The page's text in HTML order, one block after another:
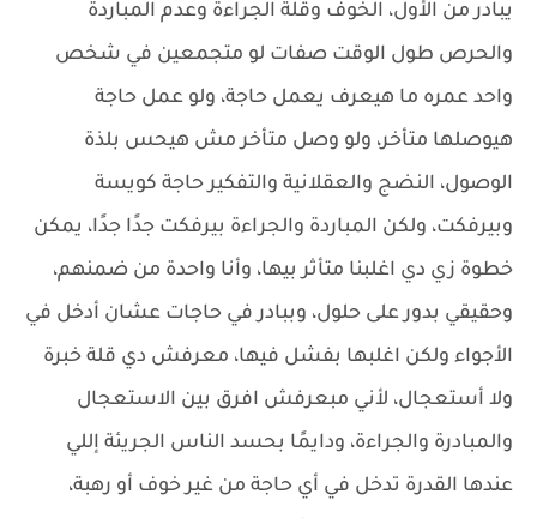
يبادر من الأول، الخوف وقلة الجراءة وعدم المباردة
والحرص طول الوقت صفات لو متجمعين في شخص
واحد عمره ما هيعرف يعمل حاجة، ولو عمل حاجة
هيوصلها متأخر، ولو وصل متأخر مش هيحس بلذة
الوصول، النضج والعقلانية والتفكير حاجة كويسة
وبيرفكت، ولكن المباردة والجراءة بيرفكت جدًا جدًا، يمكن
خطوة زي دي اغلبنا متأثر بيها، وأنا واحدة من ضمنهم،
وحقيقي بدور على حلول، وببادر في حاجات عشان أدخل في
الأجواء ولكن اغلبها بفشل فيها، معرفش دي قلة خبرة
ولا أستعجال، لأني مبعرفش افرق بين الاستعجال
والمبادرة والجراءة، ودايمًا بحسد الناس الجريئة إللي
عندها القدرة تدخل في أي حاجة من غير خوف أو رهبة،